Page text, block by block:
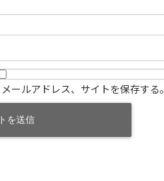
ールアドレス、サイトを保存する。